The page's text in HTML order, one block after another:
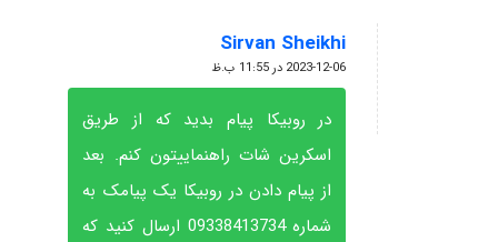
Sirvan Sheikhi
گفته:
2023-12-06 در 11:55 ب.ظ
در روبیکا پیام بدید که از طریق
اسکرین شات راهنماییتون کنم. بعد
از پیام دادن در روبیکا یک پیامک به
شماره 09338413734 ارسال کنید که